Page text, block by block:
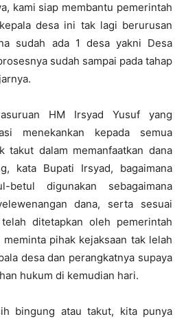
kami siap membantu pemerintah
desa ini tak lagi berurusan
sudah ada 1 desa yakni Desa
sudah sampai pada tahap
HM Irsyad Yusuf yang
menekankan kepada semua
takut dalam memanfaatkan dana
kata Bupati Irsyad, bagaimana
digunakan sebagaimana
dana, serta sesuai
ditetapkan oleh pemerintah
pihak kejaksaan tak lelah
desa dan perangkatnya supaya
hukum di kemudian hari.
bingung atau takut, kita punya